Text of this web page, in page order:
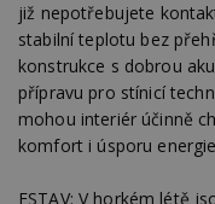
již nepotřebujete
stabilní teplotu bez
konstrukce s dobrou
přípravu pro stínicí
mohou interiér účinně
komfort i úsporu
ESTAV: V horkém létě